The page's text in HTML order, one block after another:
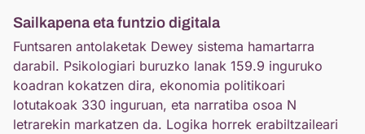
Sailkapena eta funtzio digitala
Funtsaren antolaketak Dewey sistema hamartarra
darabil. Psikologiari buruzko lanak 159.9 inguruko
koadran kokatzen dira, ekonomia politikoari
lotutakoak 330 inguruan, eta narratiba osoa N
letrarekin markatzen da. Logika horrek erabiltzaileari